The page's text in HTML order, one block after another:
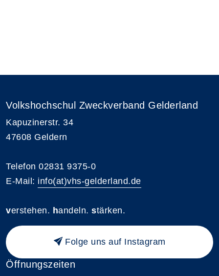
Volkshochschul Zweckverband Gelderland
Kapuzinerstr. 34
47608 Geldern
Telefon 02831 9375-0
E-Mail: info(at)vhs-gelderland.de
verstehen. handeln. stärken.
Folge uns auf Instagram
Öffnungszeiten